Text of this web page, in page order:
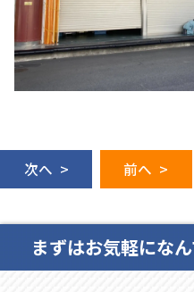
次へ > 前へ >
まずはお気軽にな